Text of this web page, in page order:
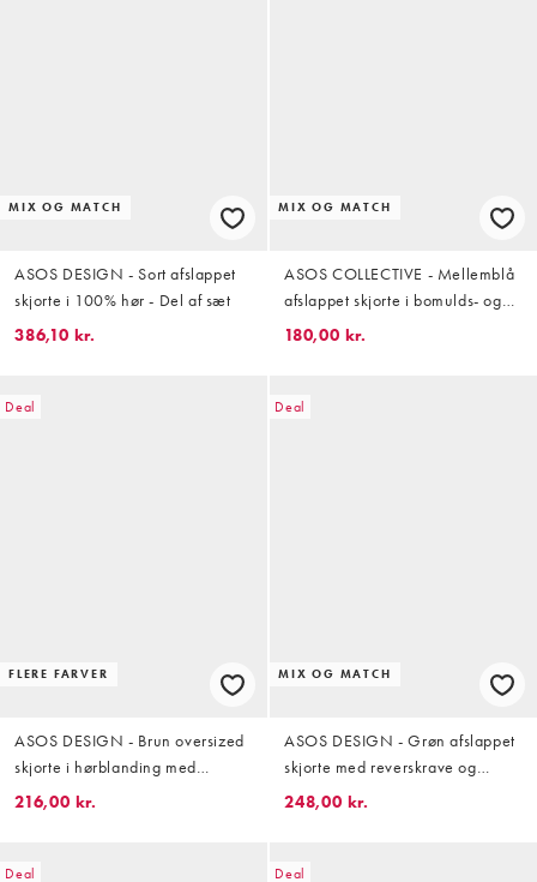
MIX OG MATCH
ASOS DESIGN - Sort afslappet
skjorte i 100% hør - Del af sæt
386,10 kr.
MIX OG MATCH
ASOS COLLECTIVE - Mellemblå
afslappet skjorte i bomulds- og
hørblanding - Del af sæt
180,00 kr.
Deal
FLERE FARVER
ASOS DESIGN - Brun oversized
skjorte i hørblanding med
firkantet pasform - Del af sæt
216,00 kr.
Deal
MIX OG MATCH
ASOS DESIGN - Grøn afslappet
skjorte med reverskrave og
paneldetaljer - Del af sæt
248,00 kr.
Deal Deal